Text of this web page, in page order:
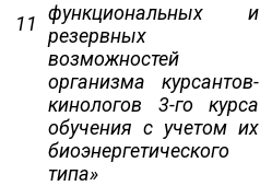
11 функциональных и
резервных
возможностей
организма курсантов-
кинологов 3-го курса
обучения с учетом их
биоэнергетического
типа»